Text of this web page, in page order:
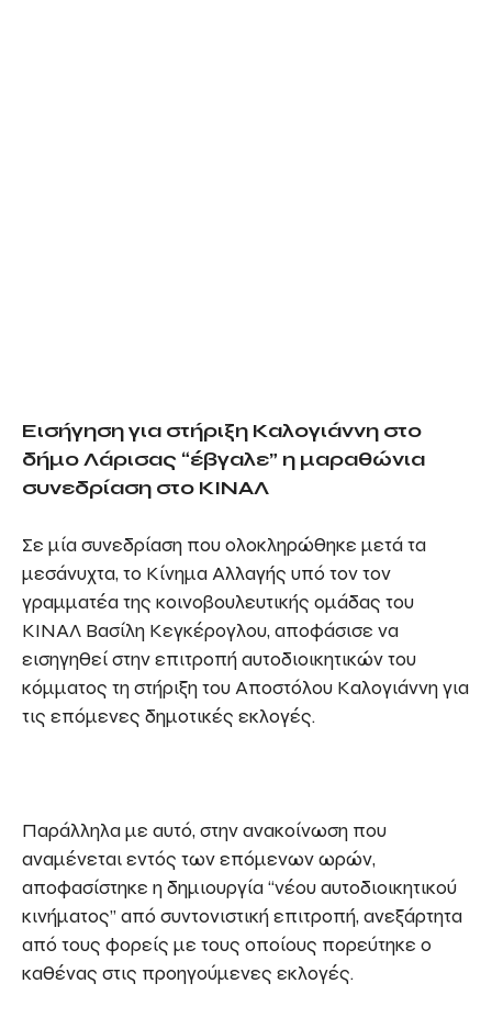
Εισήγηση για στήριξη Καλογιάννη στο
δήμο Λάρισας “έβγαλε” η μαραθώνια
συνεδρίαση στο ΚΙΝΑΛ
Σε μία συνεδρίαση που ολοκληρώθηκε μετά τα
μεσάνυχτα, το Κίνημα Αλλαγής υπό τον τον
γραμματέα της κοινοβουλευτικής ομάδας του
ΚΙΝΑΛ Βασίλη Κεγκέρογλου, αποφάσισε να
εισηγηθεί στην επιτροπή αυτοδιοικητικών του
κόμματος τη στήριξη του Αποστόλου Καλογιάννη για
τις επόμενες δημοτικές εκλογές.
Παράλληλα με αυτό, στην ανακοίνωση που
αναμένεται εντός των επόμενων ωρών,
αποφασίστηκε η δημιουργία “νέου αυτοδιοικητικού
κινήματος” από συντονιστική επιτροπή, ανεξάρτητα
από τους φορείς με τους οποίους πορεύτηκε ο
καθένας στις προηγούμενες εκλογές.